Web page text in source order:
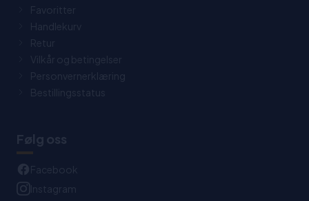
Favoritter
Handlekurv
Retur
Vilkår og betingelser
Personvernerklæring
Bestillingsstatus
Følg oss
Facebook
Instagram